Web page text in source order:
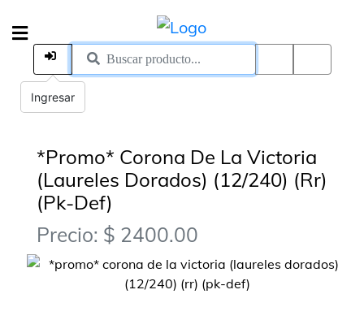
*Promo* Corona De La Victoria
(Laureles Dorados) (12/240) (Rr)
(Pk-Def)
Precio: $ 2400.00
Ingresar